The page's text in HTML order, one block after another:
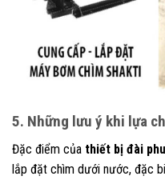
5. Những lưu ý khi lựa
Đặc điểm của thiết bị đài
lắp đặt chìm dưới nước, đặc